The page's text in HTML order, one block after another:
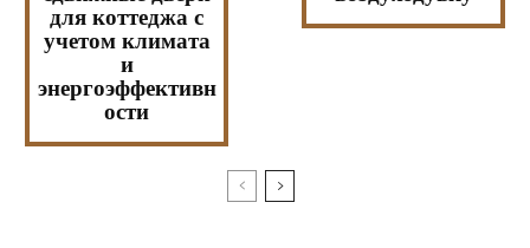
для коттеджа с
учетом климата
и
энергоэффективн
ости